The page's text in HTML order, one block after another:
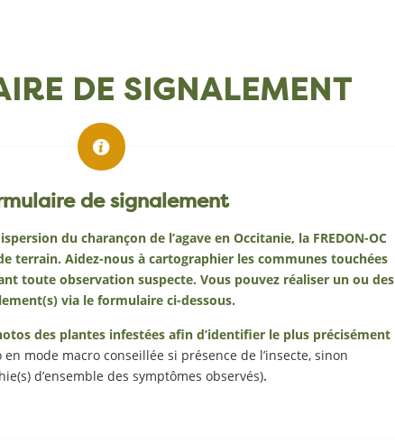
DE SIGNALEMENT
de signalement
du charançon de l’agave en Occitanie, la FREDON-OC
terrain. Aidez-nous à cartographier les communes touchées
toute observation suspecte. Vous pouvez réaliser un ou des
via le formulaire ci-dessous.
des plantes infestées afin d’identifier le plus précisément
en mode macro conseillée si présence de l’insecte, sinon
d’ensemble des symptômes observés).